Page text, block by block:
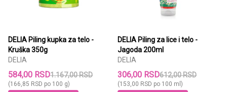
DELIA Piling kupka za telo -
Kruška 350g
DELIA
584,00 RSD1.167,00 RSD
(166,85 RSD po 100 g)
DELIA Piling za lice i telo -
Jagoda 200ml
DELIA
306,00 RSD612,00 RSD
(153,00 RSD po 100 ml)